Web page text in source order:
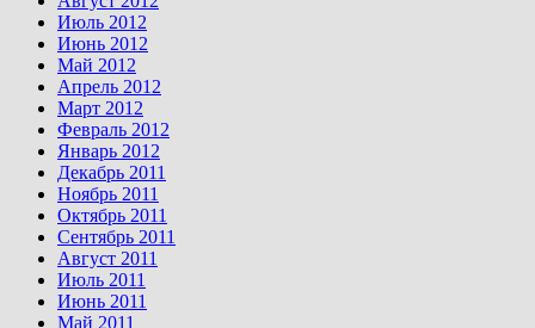
Июль 2012
Июнь 2012
Май 2012
Апрель 2012
Март 2012
Февраль 2012
Январь 2012
Декабрь 2011
Ноябрь 2011
Октябрь 2011
Сентябрь 2011
Август 2011
Июль 2011
Июнь 2011
Май 2011